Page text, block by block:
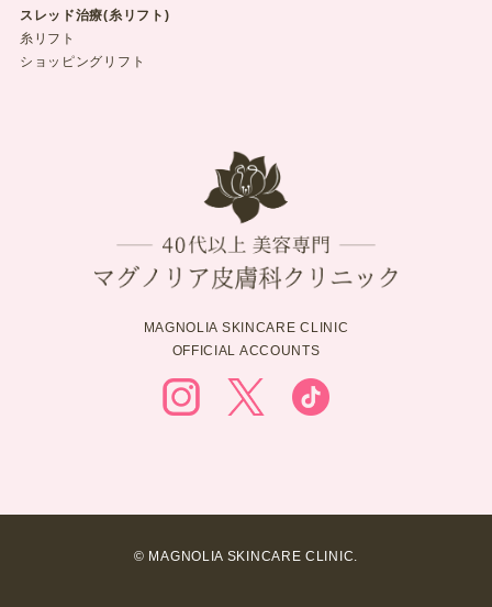
スレッド治療(糸リフト)
糸リフト
ショッピングリフト
MAGNOLIA SKINCARE CLINIC
OFFICIAL ACCOUNTS
© MAGNOLIA SKINCARE CLINIC.